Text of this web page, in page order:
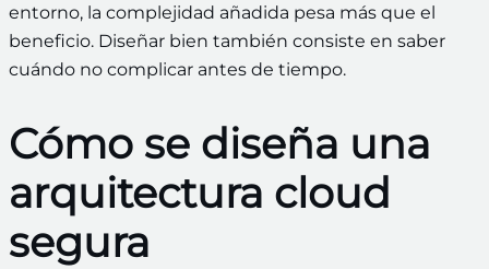
entorno, la complejidad añadida pesa más que el
beneficio. Diseñar bien también consiste en saber
cuándo no complicar antes de tiempo.
Cómo se diseña una
arquitectura cloud
segura